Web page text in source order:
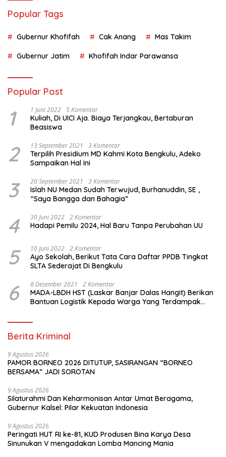
Popular Tags
Gubernur Khofifah Cak Anang Mas Takim
Gubernur Jatim Khofifah Indar Parawansa
Popular Post
1 1 Juni 2022 5 Komentar
Kuliah, Di UICI Aja. Biaya Terjangkau, Bertaburan
Beasiswa
2 13 September 2021 3 Komentar
Terpilih Presidium MD Kahmi Kota Bengkulu, Adeko
Sampaikan Hal Ini
3 20 September 2021 3 Komentar
Islah NU Medan Sudah Terwujud, Burhanuddin, SE ,
“Saya Bangga dan Bahagia”
4 30 Juni 2022 2 Komentar
Hadapi Pemilu 2024, Hal Baru Tanpa Perubahan UU
5 10 Juni 2022 2 Komentar
Ayo Sekolah, Berikut Tata Cara Daftar PPDB Tingkat
SLTA Sederajat Di Bengkulu
6 8 Desember 2021 2 Komentar
MADA-LBDH HST (Laskar Banjar Dalas Hangit) Berikan
Bantuan Logistik Kepada Warga Yang Terdampak
Berita Kriminal
9 Agustus 2026
PAMOR BORNEO 2026 DITUTUP, SASIRANGAN “BORNEO
BERSAMA” JADI SOROTAN
9 Agustus 2026
Silaturahmi Dan Keharmonisan Antar Umat Beragama,
Gubernur Kalsel: Pilar Kekuatan Indonesia
9 Agustus 2026
Peringati HUT RI ke-81, KUD Produsen Bina Karya Desa
Sinunukan V mengadakan Lomba Mancing Mania